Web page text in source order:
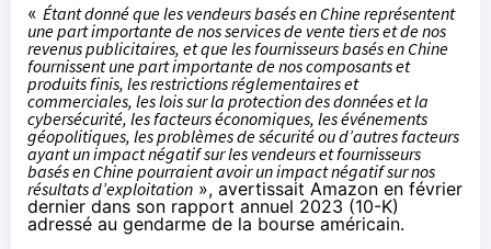
« Étant donné que les vendeurs basés en Chine représentent
une part importante de nos services de vente tiers et de nos
revenus publicitaires, et que les fournisseurs basés en Chine
fournissent une part importante de nos composants et
produits finis, les restrictions réglementaires et
commerciales, les lois sur la protection des données et la
cybersécurité, les facteurs économiques, les événements
géopolitiques, les problèmes de sécurité ou d’autres facteurs
ayant un impact négatif sur les vendeurs et fournisseurs
basés en Chine pourraient avoir un impact négatif sur nos
résultats d’exploitation », avertissait Amazon en février
dernier dans son rapport annuel 2023 (10-K)
adressé au gendarme de la bourse américain.